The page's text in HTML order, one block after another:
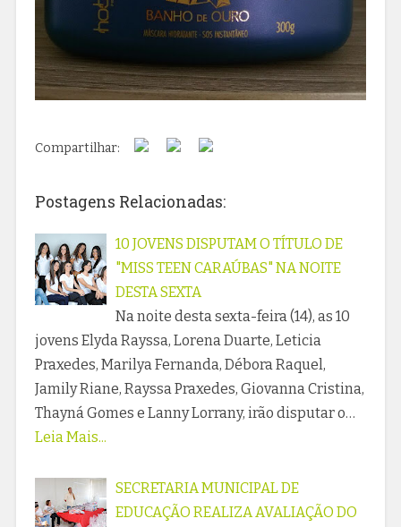
Compartilhar:
Postagens Relacionadas:
10 JOVENS DISPUTAM O TÍTULO DE
"MISS TEEN CARAÚBAS" NA NOITE
DESTA SEXTA
Na noite desta sexta-feira (14), as 10
jovens Elyda Rayssa, Lorena Duarte, Leticia
Praxedes, Marilya Fernanda, Débora Raquel,
Jamily Riane, Rayssa Praxedes, Giovanna Cristina,
Thayná Gomes e Lanny Lorrany, irão disputar o…
Leia Mais...
SECRETARIA MUNICIPAL DE
EDUCAÇÃO REALIZA AVALIAÇÃO DO